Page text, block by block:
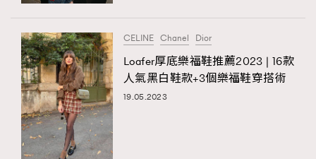
CELINE Chanel Dior
Loafer厚底樂福鞋推薦2023 | 16款
人氣黑白鞋款+3個樂福鞋穿搭術
19.05.2023